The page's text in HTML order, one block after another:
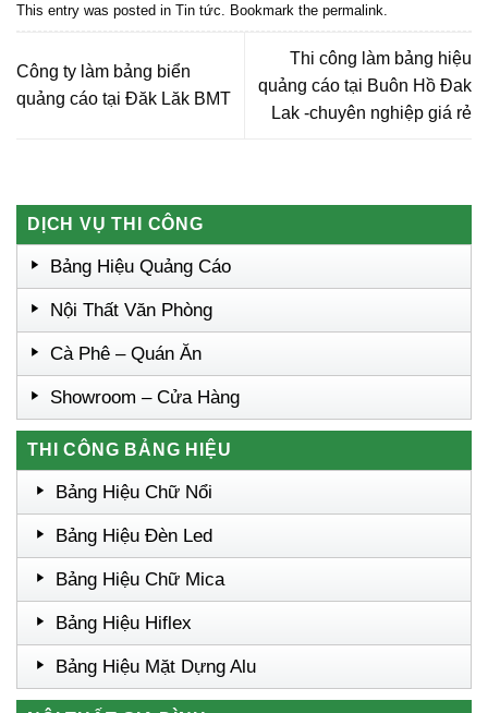
This entry was posted in Tin tức. Bookmark the permalink.
Công ty làm bảng biển
quảng cáo tại Đăk Lăk BMT
Thi công làm bảng hiệu
quảng cáo tại Buôn Hồ Đak
Lak -chuyên nghiệp giá rẻ
DỊCH VỤ THI CÔNG
Bảng Hiệu Quảng Cáo
Nội Thất Văn Phòng
Cà Phê – Quán Ăn
Showroom – Cửa Hàng
THI CÔNG BẢNG HIỆU
Bảng Hiệu Chữ Nổi
Bảng Hiệu Đèn Led
Bảng Hiệu Chữ Mica
Bảng Hiệu Hiflex
Bảng Hiệu Mặt Dựng Alu